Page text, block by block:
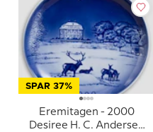
SPAR 37%
Eremitagen - 2000
Desiree H. C. Andersen